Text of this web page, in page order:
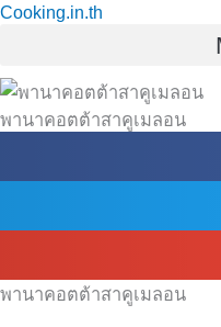
Skip
Cooking.in.th
พานาคอตต้าสาคูเมลอน
พานาคอตต้าสาคูเมลอน